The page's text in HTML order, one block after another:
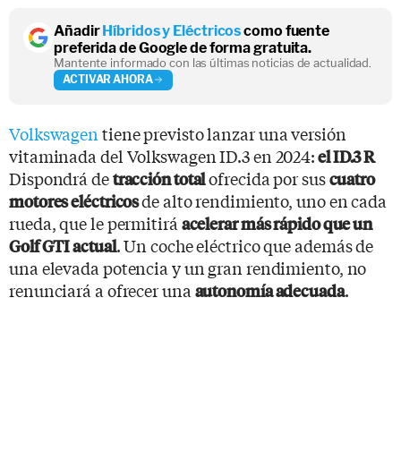
AñadirHíbridos y Eléctricoscomo fuente
preferida de Google de forma gratuita.
Mantente informado con las últimas noticias de actualidad.
ACTIVAR AHORA
Volkswagentiene previsto lanzar una versión
vitaminada del Volkswagen ID.3 en 2024:el ID.3 R
Dispondrá detracción totalofrecida por suscuatro
motores eléctricosde alto rendimiento, uno en cada
rueda, que le permitirá acelerar más rápido que un
Golf GTI actual. Un coche eléctrico que además de
una elevada potencia y un gran rendimiento, no
renunciará a ofrecer una autonomía adecuada.